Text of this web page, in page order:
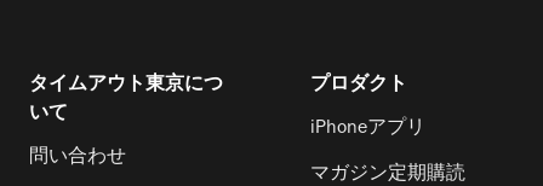
タイムアウト東京につ
いて
問い合わせ
プロダクト
iPhoneアプリ
マガジン定期購読